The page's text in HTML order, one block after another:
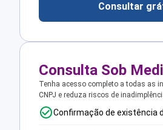
Consultar
Consulta Sob
Tenha acesso completo a todas as
CNPJ e reduza riscos de
Confirmação de existência